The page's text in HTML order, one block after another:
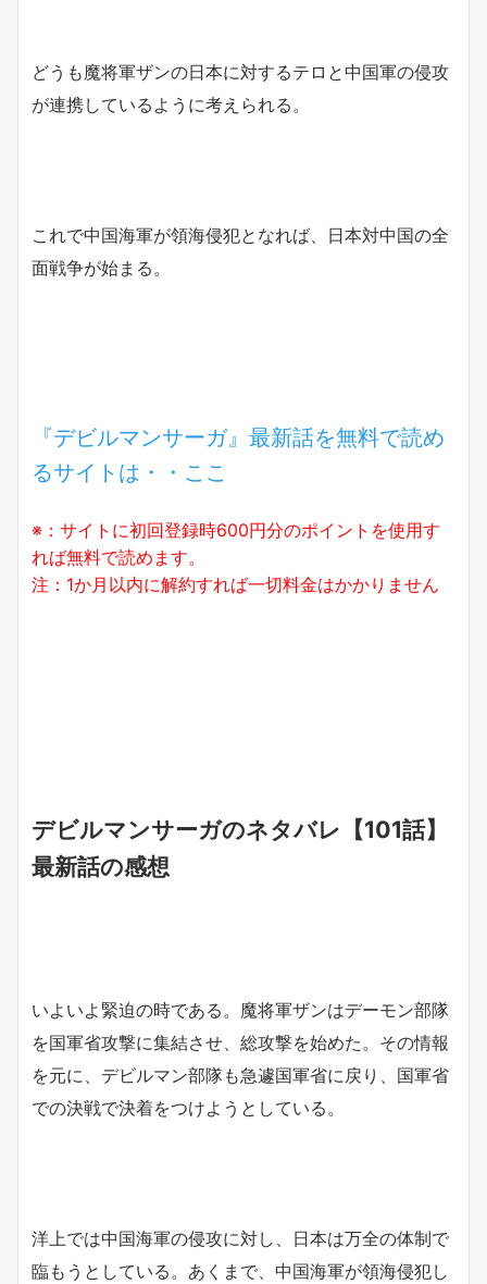
どうも魔将軍ザンの日本に対するテロと中国軍の侵攻
が連携しているように考えられる。
これで中国海軍が領海侵犯となれば、日本対中国の全
面戦争が始まる。
『デビルマンサーガ』最新話を無料で読め
るサイトは・・ここ
※：サイトに初回登録時600円分のポイントを使用す
れば無料で読めます。
注：1か月以内に解約すれば一切料金はかかりません
デビルマンサーガのネタバレ【101話】
最新話の感想
いよいよ緊迫の時である。魔将軍ザンはデーモン部隊
を国軍省攻撃に集結させ、総攻撃を始めた。その情報
を元に、デビルマン部隊も急遽国軍省に戻り、国軍省
での決戦で決着をつけようとしている。
洋上では中国海軍の侵攻に対し、日本は万全の体制で
臨もうとしている。あくまで、中国海軍が領海侵犯し